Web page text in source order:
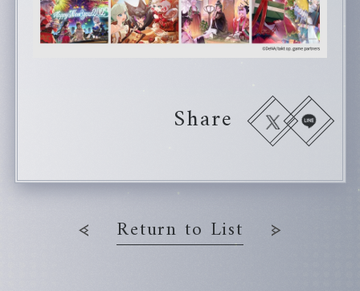
Share
Return to List